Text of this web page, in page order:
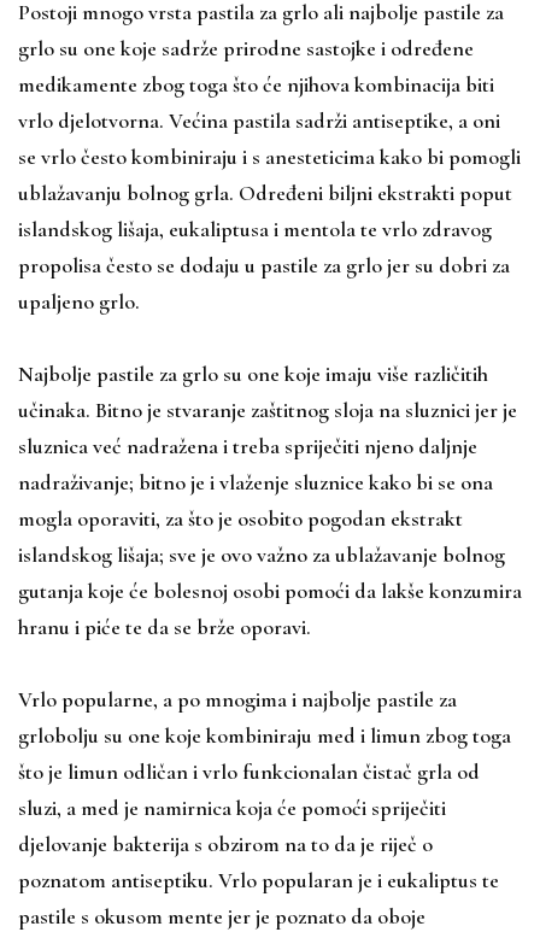
Postoji mnogo vrsta pastila za grlo ali najbolje pastile za
grlo su one koje sadrže prirodne sastojke i određene
medikamente zbog toga što će njihova kombinacija biti
vrlo djelotvorna. Većina pastila sadrži antiseptike, a oni
se vrlo često kombiniraju i s anesteticima kako bi pomogli
ublažavanju bolnog grla. Određeni biljni ekstrakti poput
islandskog lišaja, eukaliptusa i mentola te vrlo zdravog
propolisa često se dodaju u pastile za grlo jer su dobri za
upaljeno grlo.
Najbolje pastile za grlo su one koje imaju više različitih
učinaka. Bitno je stvaranje zaštitnog sloja na sluznici jer je
sluznica već nadražena i treba spriječiti njeno daljnje
nadraživanje; bitno je i vlaženje sluznice kako bi se ona
mogla oporaviti, za što je osobito pogodan ekstrakt
islandskog lišaja; sve je ovo važno za ublažavanje bolnog
gutanja koje će bolesnoj osobi pomoći da lakše konzumira
hranu i piće te da se brže oporavi.
Vrlo popularne, a po mnogima i najbolje pastile za
grlobolju su one koje kombiniraju med i limun zbog toga
što je limun odličan i vrlo funkcionalan čistač grla od
sluzi, a med je namirnica koja će pomoći spriječiti
djelovanje bakterija s obzirom na to da je riječ o
poznatom antiseptiku. Vrlo popularan je i eukaliptus te
pastile s okusom mente jer je poznato da oboje